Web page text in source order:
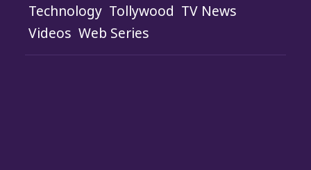
Technology Tollywood TV News
Videos Web Series